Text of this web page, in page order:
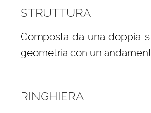
STRUTTURA
Composta da una doppia
geometria con un
RINGHIERA